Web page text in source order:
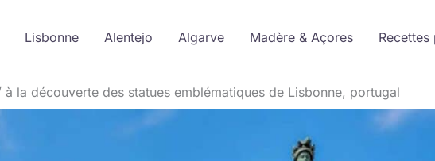
Lisbonne Alentejo Algarve Madère & Açores
à la découverte des statues emblématiques de Lisbonne, portugal